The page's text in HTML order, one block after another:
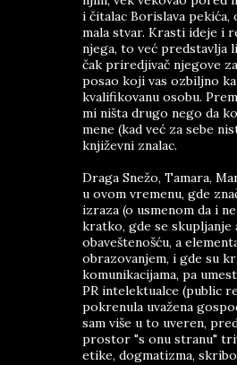
i čitalac Borislava pekića,
mala stvar. Krasti ideje i
njega, to već predstavlja
čak priredjivač njegove
posao koji vas ozbiljno
kvalifikovanu osobu.
mi ništa drugo nego da
mene (kad već za sebe
književni znalac.
Draga Snežo, Tamara,
u ovom vremenu, gde
izraza (o usmenom da i
kratko, gde se skupljanje
obaveštenošću, a
obrazovanjem, i gde su
komunikacijama, pa
PR intelektualce (public
pokrenula uvažena
sam više u to uveren,
prostor "s onu stranu"
etike, dogmatizma,